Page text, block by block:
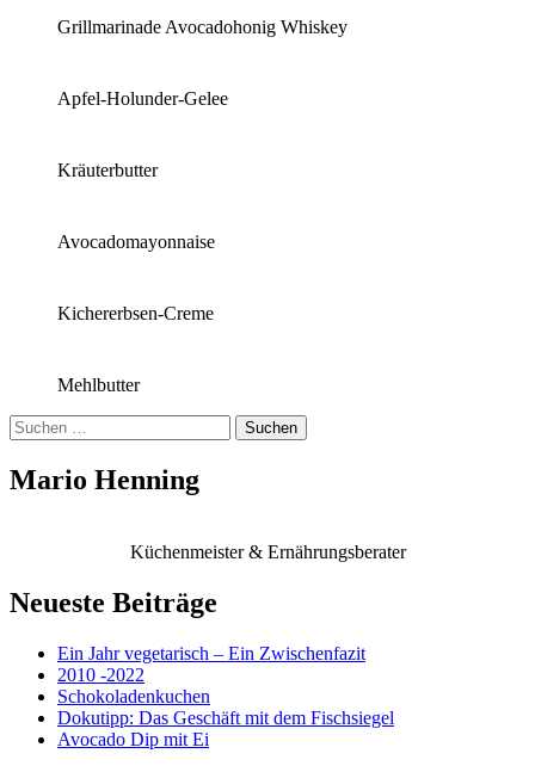
Grillmarinade Avocadohonig Whiskey
Apfel-Holunder-Gelee
Kräuterbutter
Avocadomayonnaise
Kichererbsen-Creme
Mehlbutter
Suchen
nach:
Mario Henning
Küchenmeister & Ernährungsberater
Neueste Beiträge
Ein Jahr vegetarisch – Ein Zwischenfazit
2010 -2022
Schokoladenkuchen
Dokutipp: Das Geschäft mit dem Fischsiegel
Avocado Dip mit Ei